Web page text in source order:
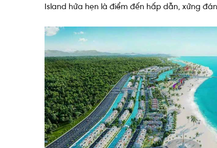
Island hứa hẹn là điểm đến hấp dẫn, xứng